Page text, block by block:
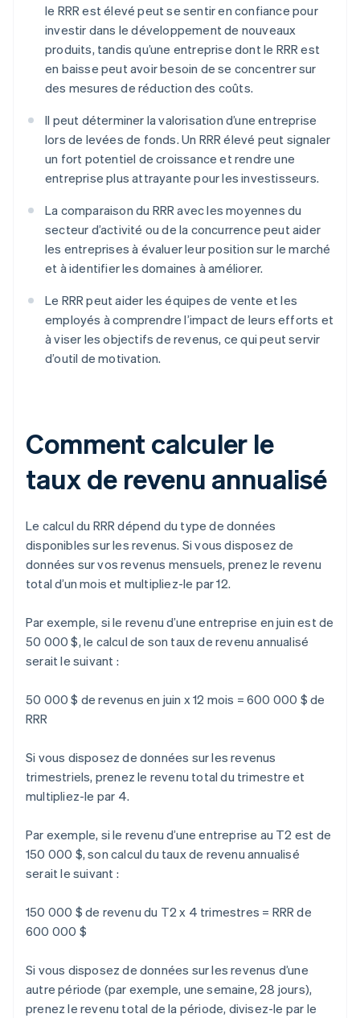
le RRR est élevé peut se sentir en confiance pour
investir dans le développement de nouveaux
produits, tandis qu’une entreprise dont le RRR est
en baisse peut avoir besoin de se concentrer sur
des mesures de réduction des coûts.
Il peut déterminer la valorisation d’une entreprise
lors de levées de fonds. Un RRR élevé peut signaler
un fort potentiel de croissance et rendre une
entreprise plus attrayante pour les investisseurs.
La comparaison du RRR avec les moyennes du
secteur d’activité ou de la concurrence peut aider
les entreprises à évaluer leur position sur le marché
et à identifier les domaines à améliorer.
Le RRR peut aider les équipes de vente et les
employés à comprendre l’impact de leurs efforts et
à viser les objectifs de revenus, ce qui peut servir
d’outil de motivation.
Comment calculer le
taux de revenu annualisé
Le calcul du RRR dépend du type de données
disponibles sur les revenus. Si vous disposez de
données sur vos revenus mensuels, prenez le revenu
total d’un mois et multipliez-le par 12.
Par exemple, si le revenu d’une entreprise en juin est de
50 000 $, le calcul de son taux de revenu annualisé
serait le suivant :
50 000 $ de revenus en juin x 12 mois = 600 000 $ de
RRR
Si vous disposez de données sur les revenus
trimestriels, prenez le revenu total du trimestre et
multipliez-le par 4.
Par exemple, si le revenu d’une entreprise au T2 est de
150 000 $, son calcul du taux de revenu annualisé
serait le suivant :
150 000 $ de revenu du T2 x 4 trimestres = RRR de
600 000 $
Si vous disposez de données sur les revenus d’une
autre période (par exemple, une semaine, 28 jours),
prenez le revenu total de la période, divisez-le par le